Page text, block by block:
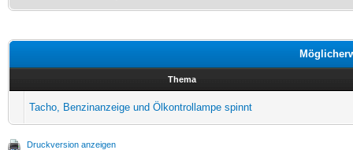
Thema
Tacho, Benzinanzeige und Ölkontrollampe spinnt
Druckversion anzeigen